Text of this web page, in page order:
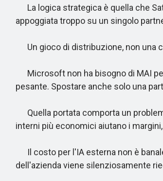
La logica strategica è quella che
appoggiata troppo su un singolo
Un gioco di distribuzione, non una
Microsoft non ha bisogno di MAI
pesante. Spostare anche solo una
Quella portata comporta un
interni più economici aiutano i
Il costo per l'IA esterna non è
dell'azienda viene silenziosamente